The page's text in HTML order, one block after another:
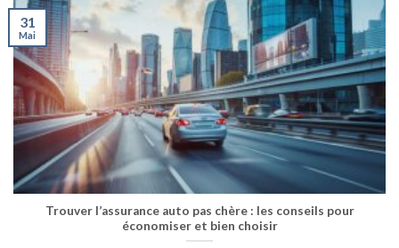
Trouver l’assurance auto pas chère : les conseils pour
économiser et bien choisir
31
Mai